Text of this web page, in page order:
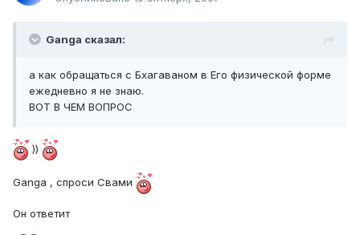
Ganga сказал:
а как обращаться с Бхагаваном в Его физической форме
ежедневно я не знаю.
ВОТ В ЧЕМ ВОПРОС
))
Ganga , спроси Свами
Он ответит